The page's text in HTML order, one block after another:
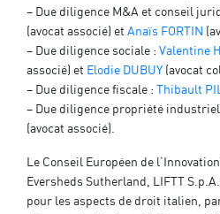
– Due diligence M&A et conseil
(avocat associé) et Anaïs FORTIN
– Due diligence sociale : Valentine
associé) et Elodie DUBUY (avocat
– Due diligence fiscale :
Thibault
– Due diligence propriété
(avocat associé).
Le Conseil Européen de
Eversheds Sutherland, LIFTT
pour les aspects de droit italien,